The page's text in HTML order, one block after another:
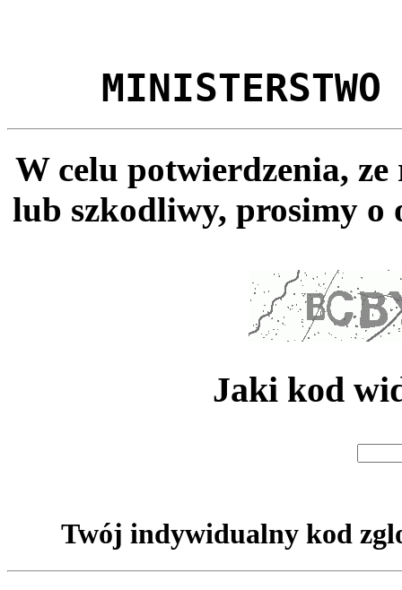
MINISTERSTWO
W celu potwierdzenia,
lub szkodliwy, prosimy o
Jaki kod
Twój indywidualny kod